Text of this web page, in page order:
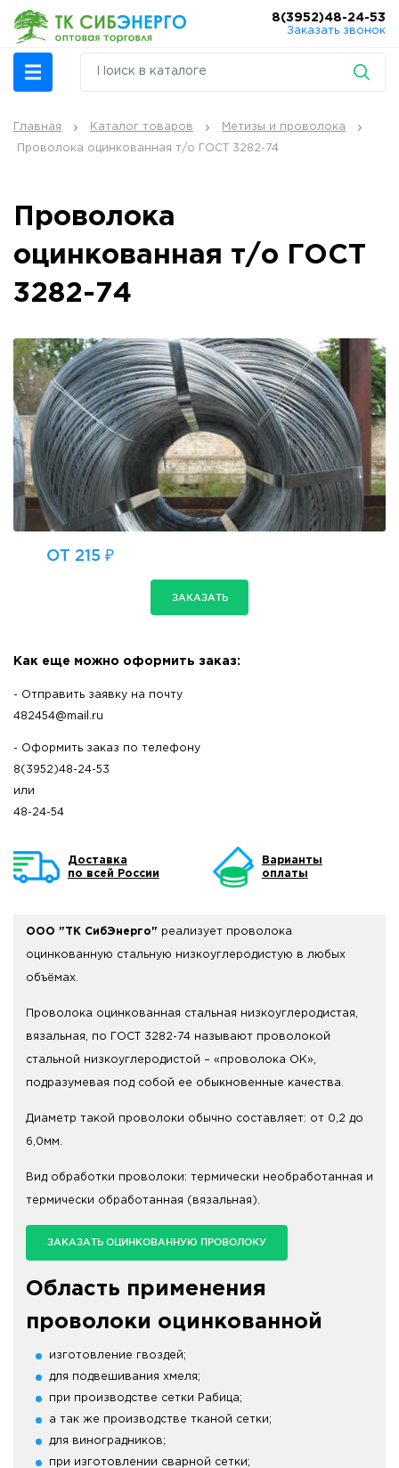
8(3952)48-24-53
Заказать звонок
Главная Каталог товаров Метизы и проволока
Проволока оцинкованная т/о ГОСТ 3282-74
Проволока
оцинкованная т/о ГОСТ
3282-74
ОТ 215 ₽
ЗАКАЗАТЬ
Как еще можно оформить заказ:
- Отправить заявку на почту
482454@mail.ru
- Оформить заказ по телефону
8(3952)48-24-53
или
48-24-54
Доставка
по всей России
Варианты
оплаты
ООО "ТК СибЭнерго" реализует проволока
оцинкованную стальную низкоуглеродистую в любых
объёмах.
Проволока оцинкованная стальная низкоуглеродистая,
вязальная, по ГОСТ 3282-74 называют проволокой
стальной низкоуглеродистой – «проволока ОК»,
подразумевая под собой ее обыкновенные качества.
Диаметр такой проволоки обычно составляет: от 0,2 до
6,0мм.
Вид обработки проволоки: термически необработанная и
термически обработанная (вязальная).
ЗАКАЗАТЬ ОЦИНКОВАННУЮ ПРОВОЛОКУ
Область применения
проволоки оцинкованной
изготовление гвоздей;
для подвешивания хмеля;
при производстве сетки Рабица;
а так же производстве тканой сетки;
для виноградников;
при изготовлении сварной сетки;